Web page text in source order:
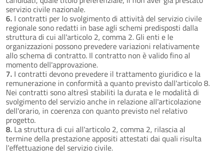
servizio civile nazionale.
6. I contratti per lo svolgimento di attività del servizio civile
regionale sono redatti in base agli schemi predisposti dalla
struttura di cui all'articolo 2, comma 2. Gli enti e le
organizzazioni possono prevedere variazioni relativamente
allo schema di contratto. Il contratto non è valido fino al
momento dell'approvazione.
7. I contratti devono prevedere il trattamento giuridico e la
remunerazione in conformità a quanto previsto dall'articolo 8.
Nei contratti sono altresì stabiliti la durata e le modalità di
svolgimento del servizio anche in relazione all'articolazione
dell'orario, in coerenza con quanto previsto nel relativo
progetto.
8. La struttura di cui all'articolo 2, comma 2, rilascia al
termine della prestazione appositi attestati dai quali risulta
l'effettuazione del servizio civile.